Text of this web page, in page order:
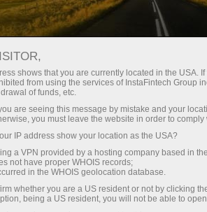
For Traders Analytical Reviews
19.02.2024: ফরেক্স বিশ্লেষণ
Forex forecast 02/19/2024:
GBP/USD, USD/JPY,
Bitcoin from Sebastian
অ্যাকাউন্ট খুলুন
shows that you are currently located in the USA.
from using the services of InstaFintech Group
of funds, etc.
are seeing this message by mistake and your
you must leave the website in order to
IP address show your location as the USA?
a VPN provided by a hosting company based in
not have proper WHOIS records;
in the WHOIS geolocation database.
whether you are a US resident or not by clicking
being a US resident, you will not be able to